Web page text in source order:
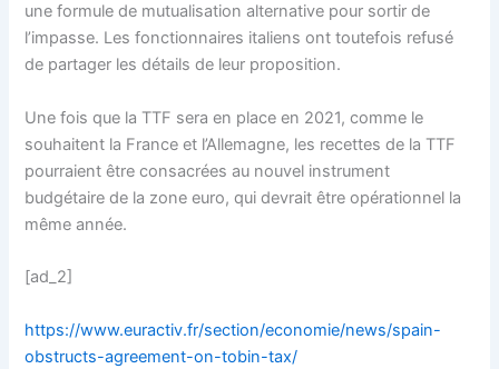
une formule de mutualisation alternative pour sortir de
l’impasse. Les fonctionnaires italiens ont toutefois refusé
de partager les détails de leur proposition.
Une fois que la TTF sera en place en 2021, comme le
souhaitent la France et l’Allemagne, les recettes de la TTF
pourraient être consacrées au nouvel instrument
budgétaire de la zone euro, qui devrait être opérationnel la
même année.
[ad_2]
https://www.euractiv.fr/section/economie/news/spain-
obstructs-agreement-on-tobin-tax/